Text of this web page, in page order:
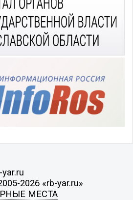
2026 «rb-yar.ru»
МЕСТА